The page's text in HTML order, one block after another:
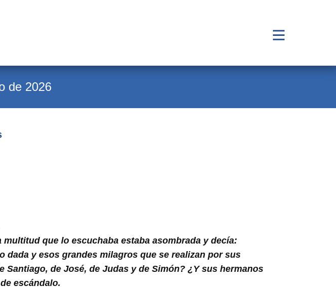
de 2026
que lo escuchaba estaba asombrada y decía:
dada y esos grandes milagros que se realizan por sus
de José, de Judas y de Simón? ¿Y sus hermanos
escándalo.